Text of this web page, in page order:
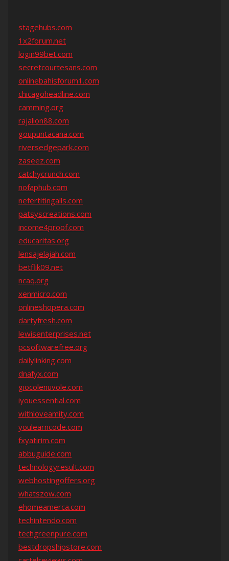
stagehubs.com
1x2forum.net
login99bet.com
secretcourtesans.com
onlinebahisforum1.com
chicagoheadline.com
camming.org
rajalion88.com
goupuntacana.com
riversedgepark.com
zaseez.com
catchycrunch.com
nofaphub.com
nefertitingalls.com
patsyscreations.com
income4proof.com
educaritas.org
lensajelajah.com
betflik09.net
ncaq.org
xenmicro.com
onlineshopera.com
dartyfresh.com
lewisenterprises.net
pcsoftwarefree.org
dailylinking.com
dnafyx.com
giocolenuvole.com
iyouessential.com
withloveamity.com
youlearncode.com
fxyatirim.com
abbuguide.com
technologyresult.com
webhostingoffers.org
whatszow.com
ehomeamerca.com
techintendo.com
techgreenpure.com
bestdropshipstore.com